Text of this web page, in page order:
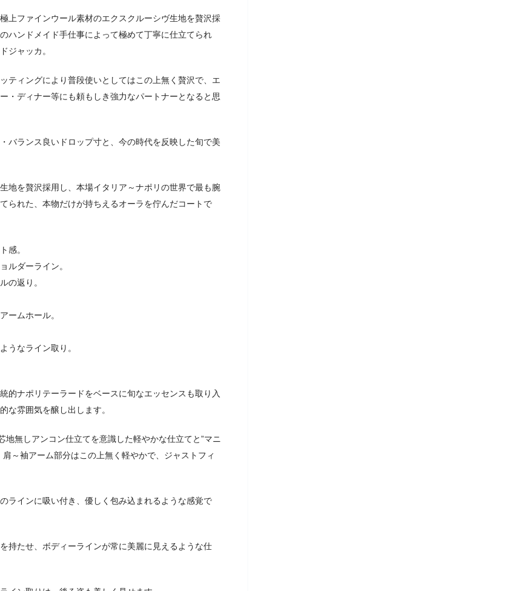
上ファインウール素材のエクスクルーシヴ生地を贅沢採
ハンドメイド手仕事によって極めて丁寧に仕立てられ
ジャッカ。
ティングにより普段使いとしてはこの上無く贅沢で、エ
・ディナー等にも頼もしき強力なパートナーとなると思
バランス良いドロップ寸と、今の時代を反映した旬で美
地を贅沢採用し、本場イタリア～ナポリの世界で最も腕
られた、本物だけが持ちえるオーラを佇んだコートで
感。
ルダーライン。
の返り。
ームホール。
うなライン取り。
的ナポリテーラードをベースに旬なエッセンスも取り入
な雰囲気を醸し出します。
無しアンコン仕立てを意識した軽やかな仕立てと”マニ
～袖アーム部分はこの上無く軽やかで、ジャストフィ
ラインに吸い付き、優しく包み込まれるような感覚で
持たせ、ボディーラインが常に美麗に見えるような仕